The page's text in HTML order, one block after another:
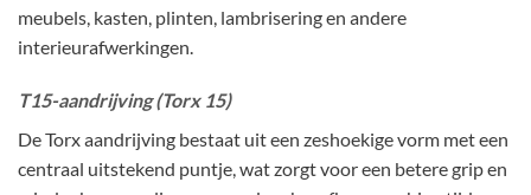
meubels, kasten, plinten, lambrisering en andere
interieurafwerkingen.
T15-aandrijving (Torx 15)
De Torx aandrijving bestaat uit een zeshoekige vorm met een
centraal uitstekend puntje, wat zorgt voor een betere grip en